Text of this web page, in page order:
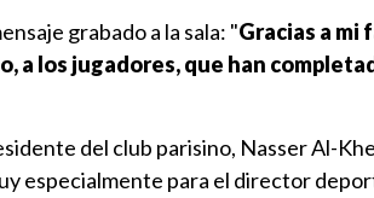
grabado a la sala: "Gracias a mi
a los jugadores, que han
del club parisino, Nasser Al-
especialmente para el director